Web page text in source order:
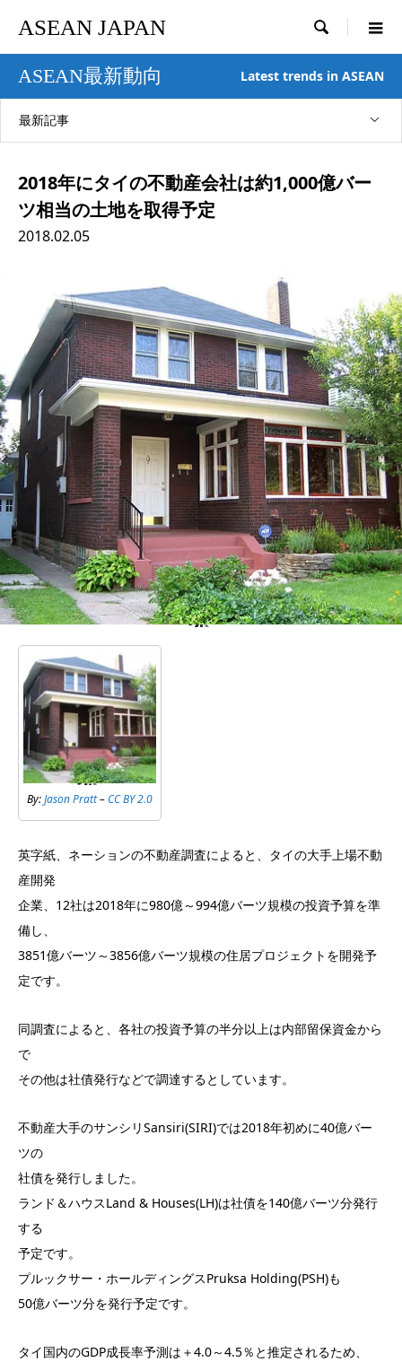
ASEAN JAPAN 
ASEAN最新動向 Latest trends in ASEAN
最新記事
2018年にタイの不動産会社は約1,000億バー
ツ相当の土地を取得予定
2018.02.05
By:Jason Pratt–CC BY 2.0
英字紙、ネーションの不動産調査によると、タイの大手上場不動
産開発
企業、12社は2018年に980億～994億バーツ規模の投資予算を準
備し、
3851億バーツ～3856億バーツ規模の住居プロジェクトを開発予
定です。
同調査によると、各社の投資予算の半分以上は内部留保資金から
で
その他は社債発行などで調達するとしています。
不動産大手のサンシリSansiri(SIRI)では2018年初めに40億バー
ツの
社債を発行しました。
ランド＆ハウスLand & Houses(LH)は社債を140億バーツ分発行
する
予定です。
プルックサー・ホールディングスPruksa Holding(PSH)も
50億バーツ分を発行予定です。
タイ国内のGDP成長率予測は＋4.0～4.5％と推定されるため、